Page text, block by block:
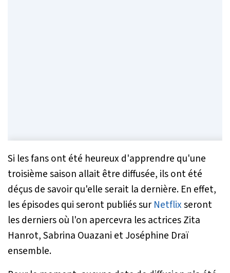
Si les fans ont été heureux d'apprendre qu'une
troisième saison allait être diffusée, ils ont été
déçus de savoir qu'elle serait la dernière. En effet,
les épisodes qui seront publiés sur Netflixseront
les derniers où l'on apercevra les actrices Zita
Hanrot, Sabrina Ouazani et Joséphine Draï
ensemble.